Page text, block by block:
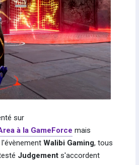
sur
à la GameForce mais
Walibi Gaming, tous
Judgements'accordent